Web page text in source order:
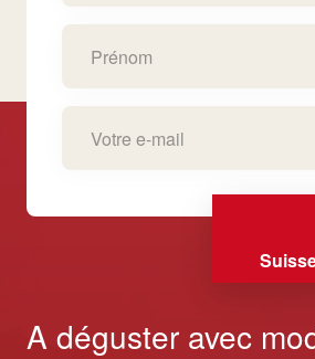
A déguster avec